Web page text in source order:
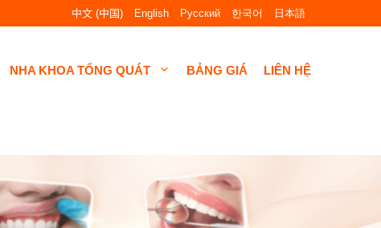
中文 (中国) English Русский 한국어 日本語
NHA KHOA TỔNG QUÁT BẢNG GIÁ LIÊN HỆ